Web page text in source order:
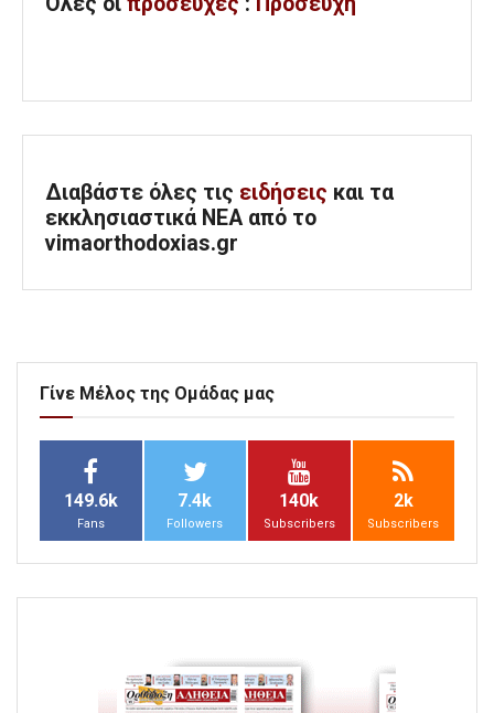
Διαβάστε όλες τις ειδήσεις και τα
εκκλησιαστικά ΝΕΑ από το
vimaorthodoxias.gr
Γίνε Μέλος της Ομάδας μας
149.6k
Fans
7.4k
Followers
140k
Subscribers
2k
Subscribers